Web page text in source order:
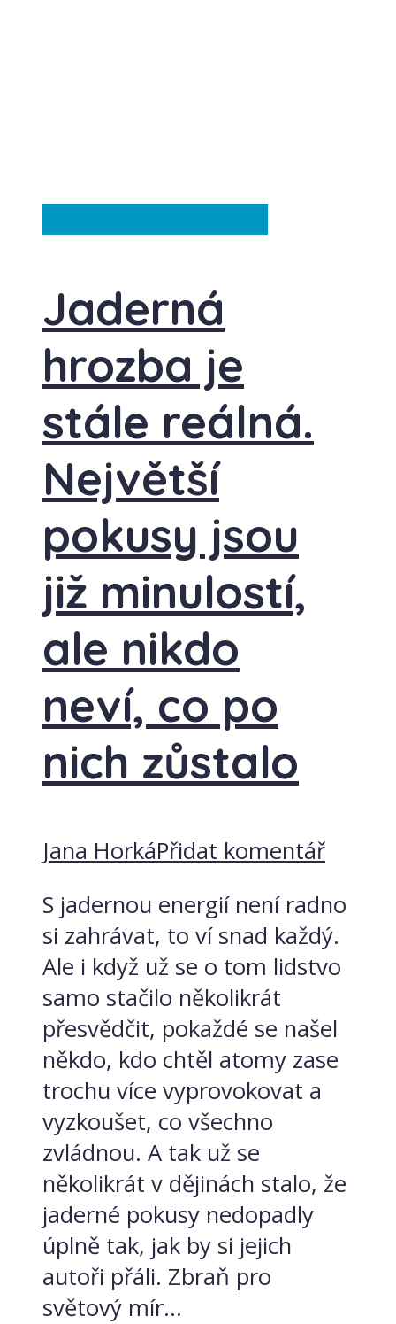
Jaderná
hrozba je
stále reálná.
Největší
pokusy jsou
již minulostí,
ale nikdo
neví, co po
nich zůstalo
Jana HorkáPřidat komentář
S jadernou energií není radno
si zahrávat, to ví snad každý.
Ale i když už se o tom lidstvo
samo stačilo několikrát
přesvědčit, pokaždé se našel
někdo, kdo chtěl atomy zase
trochu více vyprovokovat a
vyzkoušet, co všechno
zvládnou. A tak už se
několikrát v dějinách stalo, že
jaderné pokusy nedopadly
úplně tak, jak by si jejich
autoři přáli. Zbraň pro
světový mír...